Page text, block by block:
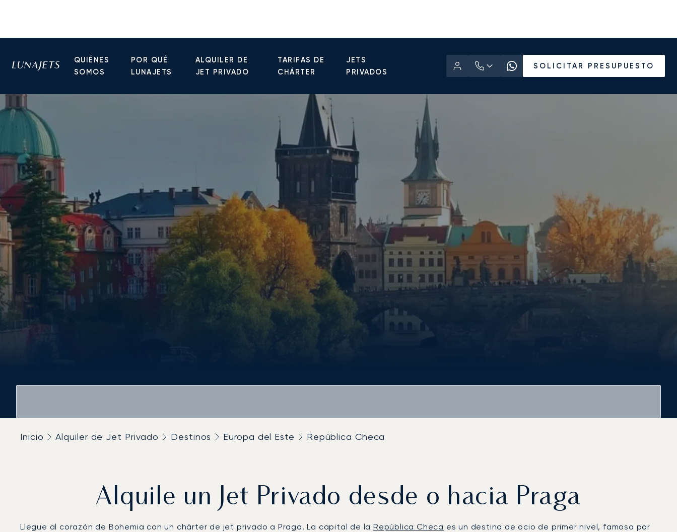
QUIÉNES
SOMOS
POR QUÉ
LUNAJETS
ALQUILER DE
JET PRIVADO
TARIFAS DE
CHÁRTER
JETS
PRIVADOS
SOLICITAR PRESUPUESTO
Inicio Alquiler de Jet Privado Destinos Europa del Este República Checa
Alquile un Jet Privado desde o hacia Praga
Llegue al corazón de Bohemia con un chárter de jet privado a Praga. La capital de la República Checa es un destino de ocio de primer nivel, famosa por